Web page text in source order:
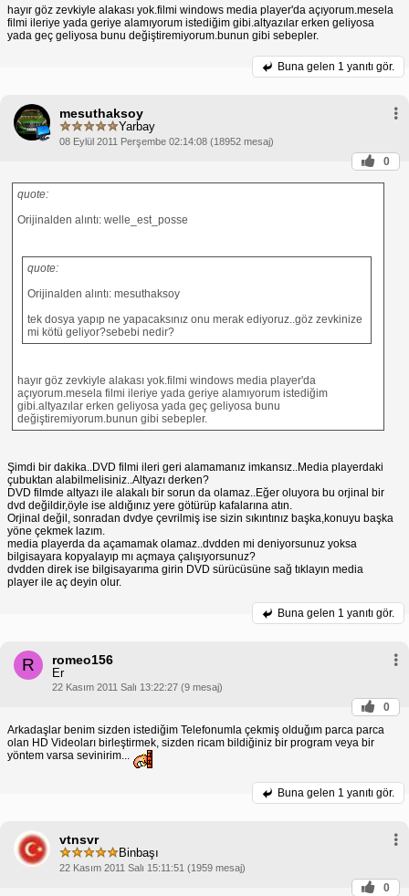
hayır göz zevkiyle alakası yok.filmi windows media player'da açıyorum.mesela
filmi ileriye yada geriye alamıyorum istediğim gibi.altyazılar erken geliyosa
yada geç geliyosa bunu değiştiremiyorum.bunun gibi sebepler.
Buna gelen 1 yanıtı gör.
mesuthaksoy
Yarbay
08 Eylül 2011 Perşembe 02:14:08 (18952 mesaj)
0
quote:
Orijinalden alıntı: welle_est_posse
quote:
Orijinalden alıntı: mesuthaksoy
tek dosya yapıp ne yapacaksınız onu merak ediyoruz..göz zevkinize
mi kötü geliyor?sebebi nedir?
hayır göz zevkiyle alakası yok.filmi windows media player'da
açıyorum.mesela filmi ileriye yada geriye alamıyorum istediğim
gibi.altyazılar erken geliyosa yada geç geliyosa bunu
değiştiremiyorum.bunun gibi sebepler.
Şimdi bir dakika..DVD filmi ileri geri alamamanız imkansız..Media playerdaki
çubuktan alabilmelisiniz..Altyazı derken?
DVD filmde altyazı ile alakalı bir sorun da olamaz..Eğer oluyora bu orjinal bir
dvd değildir,öyle ise aldığınız yere götürüp kafalarına atın.
Orjinal değil, sonradan dvdye çevrilmiş ise sizin sıkıntınız başka,konuyu başka
yöne çekmek lazım.
media playerda da açamamak olamaz..dvdden mi deniyorsunuz yoksa
bilgisayara kopyalayıp mı açmaya çalışıyorsunuz?
dvdden direk ise bilgisayarıma girin DVD sürücüsüne sağ tıklayın media
player ile aç deyin olur.
Buna gelen 1 yanıtı gör.
R romeo156
Er
22 Kasım 2011 Salı 13:22:27 (9 mesaj)
0
Arkadaşlar benim sizden istediğim Telefonumla çekmiş olduğım parca parca
olan HD Videoları birleştirmek, sizden ricam bildiğiniz bir program veya bir
yöntem varsa sevinirim...
Buna gelen 1 yanıtı gör.
vtnsvr
Binbaşı
22 Kasım 2011 Salı 15:11:51 (1959 mesaj)
0